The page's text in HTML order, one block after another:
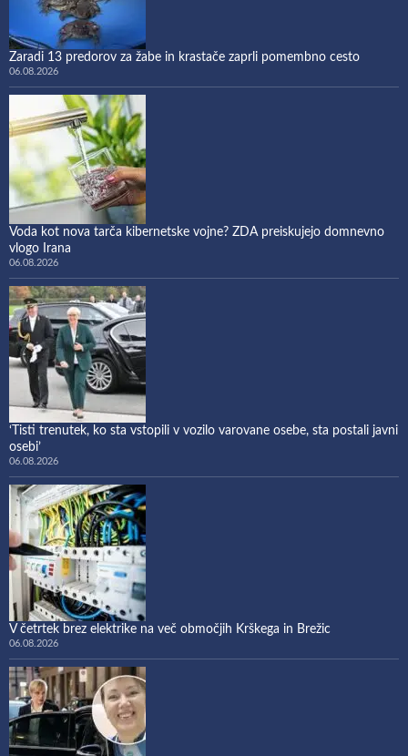
Zaradi 13 predorov za žabe in krastače zaprli pomembno cesto
06.08.2026
Voda kot nova tarča kibernetske vojne? ZDA preiskujejo domnevno
vlogo Irana
06.08.2026
‘Tisti trenutek, ko sta vstopili v vozilo varovane osebe, sta postali javni
osebi’
06.08.2026
V četrtek brez elektrike na več območjih Krškega in Brežic
06.08.2026